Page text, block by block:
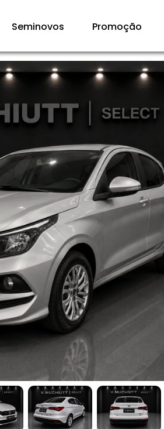
Seminovos Promoção